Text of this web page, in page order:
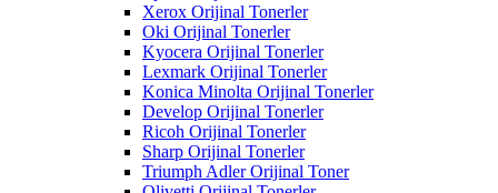
Xerox Orijinal Tonerler
Oki Orijinal Tonerler
Kyocera Orijinal Tonerler
Lexmark Orijinal Tonerler
Konica Minolta Orijinal Tonerler
Develop Orijinal Tonerler
Ricoh Orijinal Tonerler
Sharp Orijinal Tonerler
Triumph Adler Orijinal Toner